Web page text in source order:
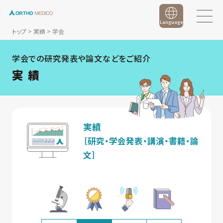
トップ> 実績 > 学会
Language
学会での研究発表や論文などをご紹介
実 績
実績
［研究・学会発表・講演・書籍・論
文］